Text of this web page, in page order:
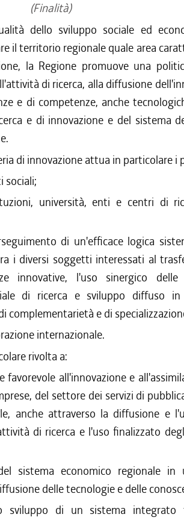
(Finalità)
dello sviluppo sociale ed
il territorio regionale quale area
la Regione promuove una
di ricerca, alla diffusione
e di competenze, anche
e di innovazione e del sistema
di innovazione attua in particolare i
sociali;
università, enti e centri di
di un'efficace logica
i diversi soggetti interessati al
innovative, l'uso sinergico
di ricerca e sviluppo diffuso
complementarietà e di
internazionale.
rivolta a:
favorevole all'innovazione e
del settore dei servizi di
anche attraverso la diffusione e
di ricerca e l'uso finalizzato
sistema economico regionale in
delle tecnologie e delle
sviluppo di un sistema integrato